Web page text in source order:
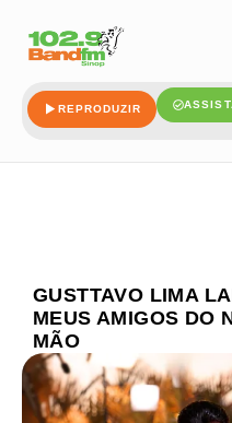
REPRODUZIR
GUSTTAVO LIMA
MEUS AMIGOS DO
MÃO